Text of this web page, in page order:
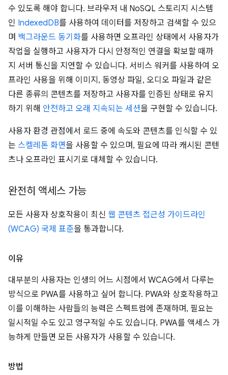
수 있도록 해야 합니다. 브라우저 내 NoSQL 스토리지 시스템
인 IndexedDB를 사용하여 데이터를 저장하고 검색할 수 있으
며 백그라운드 동기화를 사용하면 오프라인 상태에서 사용자가
작업을 실행하고 사용자가 다시 안정적인 연결을 확보할 때까
지 서버 통신을 지연할 수 있습니다. 서비스 워커를 사용하여 오
프라인 사용을 위해 이미지, 동영상 파일, 오디오 파일과 같은
다른 종류의 콘텐츠를 저장하고 사용자를 인증된 상태로 유지
하기 위해 안전하고 오래 지속되는 세션을 구현할 수 있습니다.
사용자 환경 관점에서 로드 중에 속도와 콘텐츠를 인식할 수 있
는 스켈레톤 화면을 사용할 수 있으며, 필요에 따라 캐시된 콘텐
츠나 오프라인 표시기로 대체할 수 있습니다.
완전히 액세스 가능
모든 사용자 상호작용이 최신 웹 콘텐츠 접근성 가이드라인
(WCAG) 국제 표준을 통과합니다.
이유
대부분의 사용자는 인생의 어느 시점에서 WCAG에서 다루는
방식으로 PWA를 사용하고 싶어 합니다. PWA와 상호작용하고
이를 이해하는 사람들의 능력은 스펙트럼에 존재하며, 필요는
일시적일 수도 있고 영구적일 수도 있습니다. PWA를 액세스 가
능하게 만들면 모든 사용자가 사용할 수 있습니다.
방법